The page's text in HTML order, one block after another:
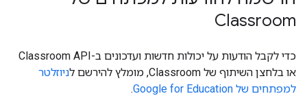
Classroom
כדי לקבל הודעות על יכולות חדשות ועדכונים ב-Classroom API
או בלחצן השיתוף של Classroom, מומלץ להירשם ל
ניוזלטר
למפתחים של Google for Education
.